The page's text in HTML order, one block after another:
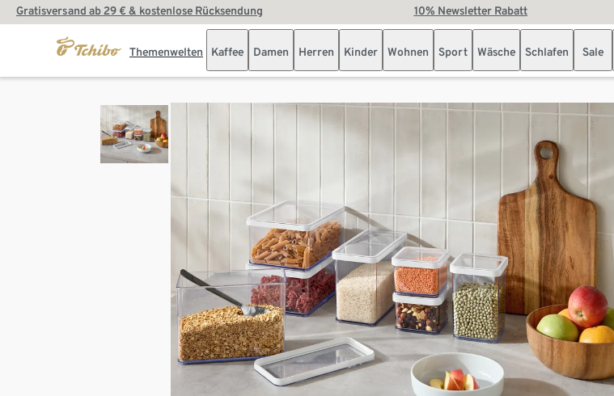
Gratisversand ab 29 € & kostenlose Rücksendung 10% Newsletter Rabatt
Themenwelten Kaffee Damen Herren Kinder Wohnen Sport Wäsche Schlafen Sale